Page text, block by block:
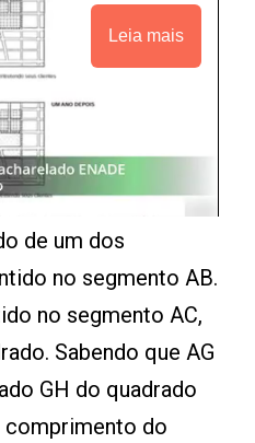
Leia mais
de um dos
no segmento AB.
no segmento AC,
Sabendo que AG
GH do quadrado
comprimento do